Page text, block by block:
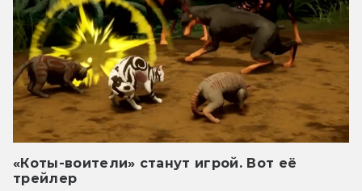
«Коты-воители» станут игрой. Вот её
трейлер